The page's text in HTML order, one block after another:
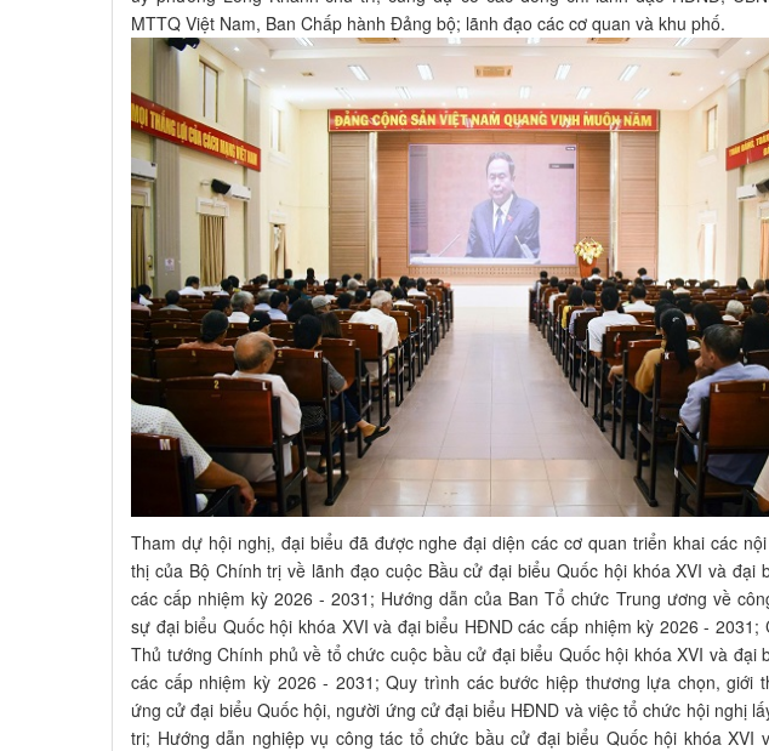
MTTQ Việt Nam, Ban Chấp hành Đảng bộ; lãnh đạo các cơ quan và khu phố.
Tham dự hội nghị, đại biểu đã được nghe đại diện các cơ quan triển khai các
thị của Bộ Chính trị về lãnh đạo cuộc Bầu cử đại biểu Quốc hội khóa XVI và đại
các cấp nhiệm kỳ 2026 - 2031; Hướng dẫn của Ban Tổ chức Trung ương về
sự đại biểu Quốc hội khóa XVI và đại biểu HĐND các cấp nhiệm kỳ 2026 - 2031;
Thủ tướng Chính phủ về tổ chức cuộc bầu cử đại biểu Quốc hội khóa XVI và đại
các cấp nhiệm kỳ 2026 - 2031; Quy trình các bước hiệp thương lựa chọn, giới
ứng cử đại biểu Quốc hội, người ứng cử đại biểu HĐND và việc tổ chức hội nghị
tri; Hướng dẫn nghiệp vụ công tác tổ chức bầu cử đại biểu Quốc hội khóa XVI